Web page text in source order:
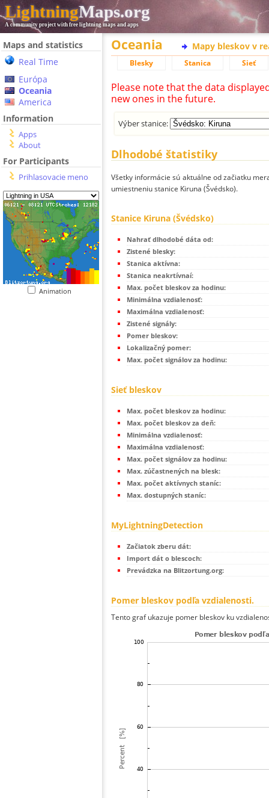
LightningMaps.org
A community project with free lightning maps and apps
Maps and statistics
Real Time
Európa
Oceania
America
Information
Apps
About
For Participants
Prihlasovacie meno
Animation
Oceania Mapy bleskov v
Blesky Stanica Sieť
Please note that the data
new ones in the future.
Výber stanice:
Dlhodobé štatistiky
Všetky informácie sú aktuálne od začiatku
umiestneniu stanice Kiruna (Švédsko).
Stanice Kiruna (Švédsko)
Nahrať dlhodobé dáta od:
Zistené blesky:
Stanica aktívna:
Stanica neakrtívnaí:
Max. počet bleskov za hodinu:
Minimálna vzdialenosť:
Maximálna vzdialenosť:
Zistené signály:
Pomer bleskov:
Lokalizačný pomer:
Max. počet signálov za hodinu:
Sieť bleskov
Max. počet bleskov za hodinu:
Max. počet bleskov za deň:
Minimálna vzdialenosť:
Maximálna vzdialenosť:
Max. počet signálov za hodinu:
Max. zúčastnených na blesk:
Max. počet aktívnych staníc:
Max. dostupných staníc:
MyLightningDetection
Začiatok zberu dát:
Import dát o blescoch:
Prevádzka na Blitzortung.org:
Pomer bleskov podľa vzdialenosti.
Tento graf ukazuje pomer bleskov ku